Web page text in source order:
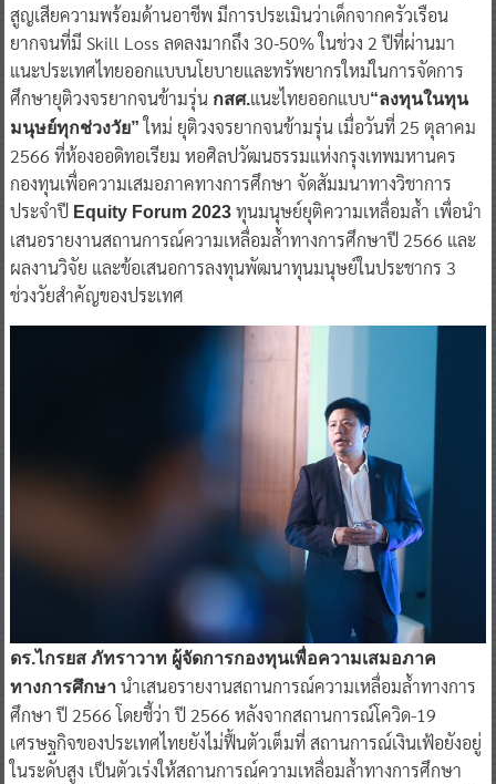
สูญเสียความพร้อมด้านอาชีพ มีการประเมินว่าเด็กจากครัวเรือน
ยากจนที่มี Skill Loss ลดลงมากถึง 30-50% ในช่วง 2 ปีที่ผ่านมา
แนะประเทศไทยออกแบบนโยบายและทรัพยากรใหม่ในการจัดการ
ศึกษายุติวงจรยากจนข้ามรุ่น กสศ.แนะไทยออกแบบ“ลงทุนในทุน
มนุษย์ทุกช่วงวัย” ใหม่ ยุติวงจรยากจนข้ามรุ่น เมื่อวันที่ 25 ตุลาคม
2566 ที่ห้องออดิทอเรียม หอศิลปวัฒนธรรมแห่งกรุงเทพมหานคร
กองทุนเพื่อความเสมอภาคทางการศึกษา จัดสัมมนาทางวิชาการ
ประจำปี Equity Forum 2023ทุนมนุษย์ยุติความเหลื่อมล้ำ เพื่อนำ
เสนอรายงานสถานการณ์ความเหลื่อมล้ำทางการศึกษาปี 2566 และ
ผลงานวิจัย และข้อเสนอการลงทุนพัฒนาทุนมนุษย์ในประชากร 3
ช่วงวัยสำคัญของประเทศ
ดร.ไกรยส ภัทราวาท ผู้จัดการกองทุนเพื่อความเสมอภาค
ทางการศึกษานำเสนอรายงานสถานการณ์ความเหลื่อมล้ำทางการ
ศึกษา ปี 2566 โดยชี้ว่า ปี 2566 หลังจากสถานการณ์โควิด-19
เศรษฐกิจของประเทศไทยยังไม่ฟื้นตัวเต็มที่ สถานการณ์เงินเฟ้อยังอยู่
ในระดับสูง เป็นตัวเร่งให้สถานการณ์ความเหลื่อมล้ำทางการศึกษา